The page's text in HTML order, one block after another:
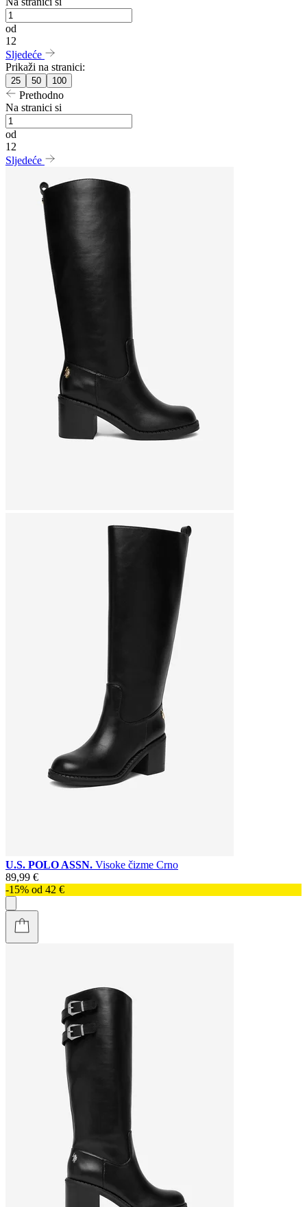
od
12
Sljedeće
Prikaži na stranici:
25 50 100
Prethodno
Na stranici si
od
12
Sljedeće
U.S. POLO ASSN. Visoke čizme Crno
89,99 €
-15% od 42 €